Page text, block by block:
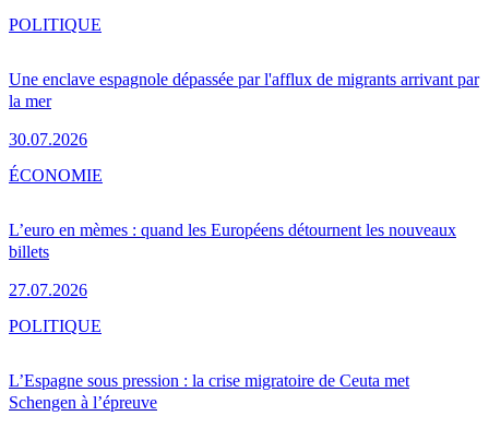
Une enclave espagnole dépassée par l'afflux de migrants arrivant par
la mer
30.07.2026
POLITIQUE
L’euro en mèmes : quand les Européens détournent les nouveaux
billets
27.07.2026
ÉCONOMIE
L’Espagne sous pression : la crise migratoire de Ceuta met
Schengen à l’épreuve
POLITIQUE